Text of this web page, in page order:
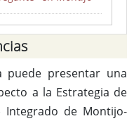
puede presentar una
a la Estrategia de
Integrado de Montijo-